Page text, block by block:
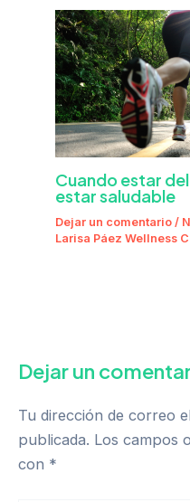
Cuando estar
estar saludable
Dejar un comentario /
Larisa Páez Wellness
Dejar un
Tu dirección de correo
publicada. Los campos
con *